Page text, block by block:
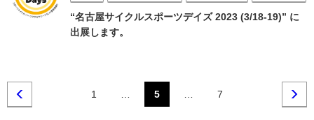
“名古屋サイクルスポーツデイズ 2023 (3/18-19)” に
出展します。
1 5 7